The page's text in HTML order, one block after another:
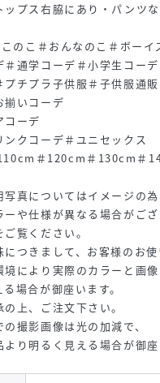
ップス右脇にあり・パンツ
のこ＃おんなのこ＃ボーイ
＃通学コーデ＃小学生コーデ
プチプラ子供服＃子供服通販
揃いコーデ
コーデ
ンクコーデ＃ユニセックス
＃120cm＃130cm＃
真についてはイメージの為
や仕様が異なる場合がござ
覧ください。
つきまして、お客様のお使
により実際のカラーと画
場合が御座います。
上、ご注文下さい。
撮影画像は光の加減で、
り明るく見える場合が御座